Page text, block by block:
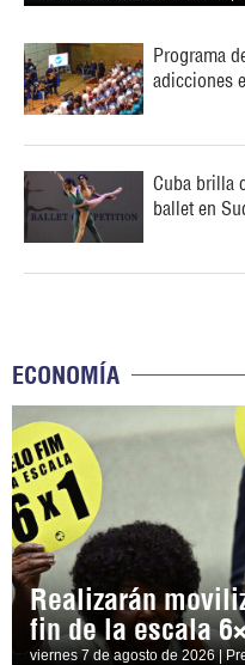
Programa
adicciones
Cuba brilla
ballet en
ECONOMÍA
Realizarán
fin de la escala
viernes 7 de agosto de 2026 |